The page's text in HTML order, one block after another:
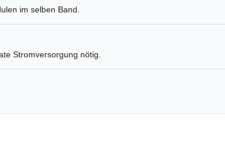
im selben Band.
Stromversorgung nötig.